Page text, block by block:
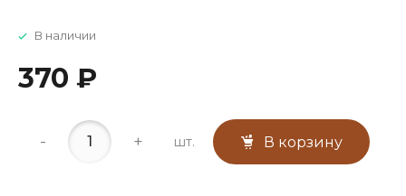
В наличии
370 ₽
- + шт. В корзину